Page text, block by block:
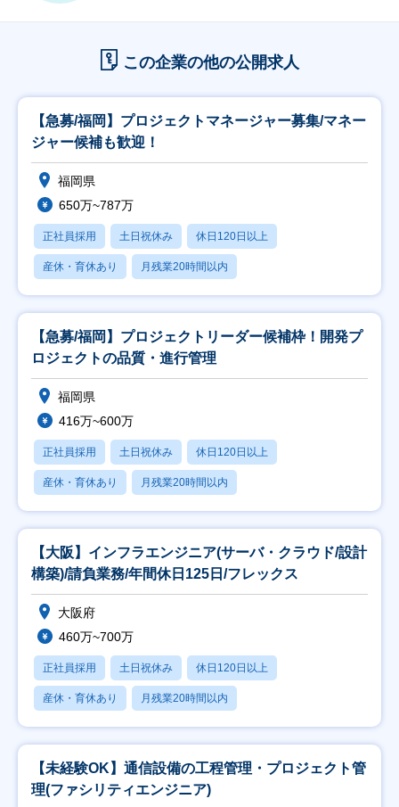
この企業の他の公開求人
【急募/福岡】プロジェクトマネージャー募集/マネー
ジャー候補も歓迎！
福岡県
650万~787万
正社員採用 土日祝休み 休日120日以上
産休・育休あり 月残業20時間以内
【急募/福岡】プロジェクトリーダー候補枠！開発プ
ロジェクトの品質・進行管理
福岡県
416万~600万
正社員採用 土日祝休み 休日120日以上
産休・育休あり 月残業20時間以内
【大阪】インフラエンジニア(サーバ・クラウド/設計
構築)/請負業務/年間休日125日/フレックス
大阪府
460万~700万
正社員採用 土日祝休み 休日120日以上
産休・育休あり 月残業20時間以内
【未経験OK】通信設備の工程管理・プロジェクト管
理(ファシリティエンジニア)